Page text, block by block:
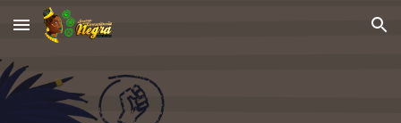
Skip to main content Skip to navigation